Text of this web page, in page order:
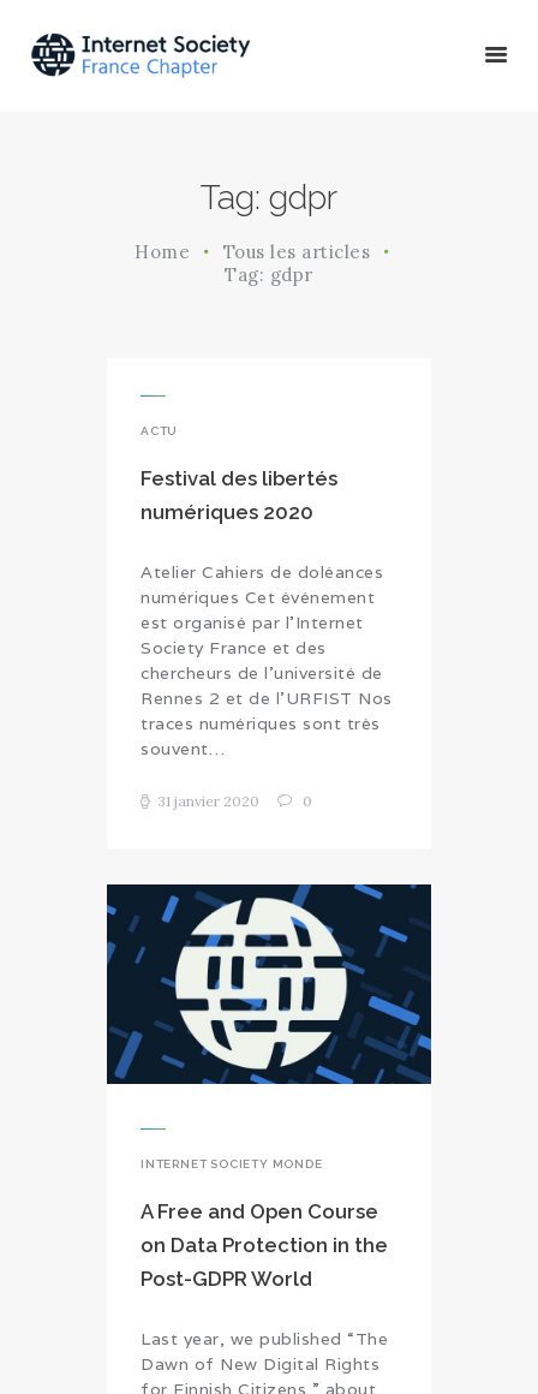
Tag: gdpr
Home
Tous les articles
Tag: gdpr
ACTU & ÉVÉNEMENTS
MISSIONS & PROJETS
A PROPOS
ACTU
Festival des libertés
numériques 2020
Atelier Cahiers de doléances
numériques Cet événement
est organisé par l’Internet
Society France et des
chercheurs de l’université de
Rennes 2 et de l’URFIST Nos
traces numériques sont très
souvent…
31 janvier 2020 0
INTERNET SOCIETY MONDE
A Free and Open Course
on Data Protection in the
Post-GDPR World
Last year, we published “The
Dawn of New Digital Rights
for Finnish Citizens,” about